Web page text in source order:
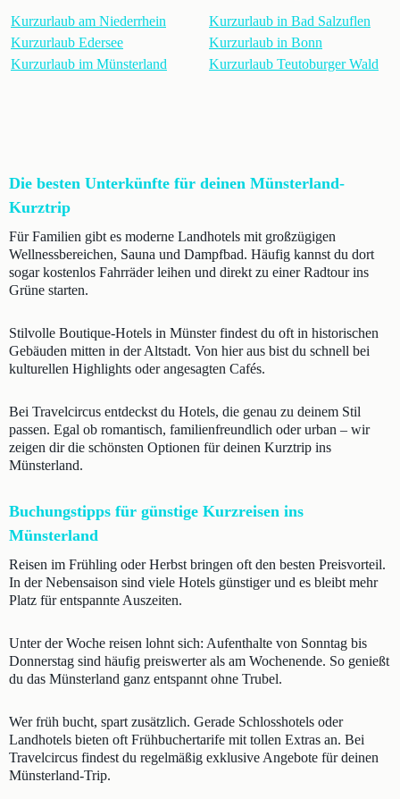
Kurzurlaub am Niederrhein
Kurzurlaub Edersee
Kurzurlaub im Münsterland
Kurzurlaub in Bad Salzuflen
Kurzurlaub in Bonn
Kurzurlaub Teutoburger Wald
Die besten Unterkünfte für deinen Münsterland-
Kurztrip
Für Familien gibt es moderne Landhotels mit großzügigen
Wellnessbereichen, Sauna und Dampfbad. Häufig kannst du dort
sogar kostenlos Fahrräder leihen und direkt zu einer Radtour ins
Grüne starten.
Stilvolle Boutique-Hotels in Münster findest du oft in historischen
Gebäuden mitten in der Altstadt. Von hier aus bist du schnell bei
kulturellen Highlights oder angesagten Cafés.
Bei Travelcircus entdeckst du Hotels, die genau zu deinem Stil
passen. Egal ob romantisch, familienfreundlich oder urban – wir
zeigen dir die schönsten Optionen für deinen Kurztrip ins
Münsterland.
Buchungstipps für günstige Kurzreisen ins
Münsterland
Reisen im Frühling oder Herbst bringen oft den besten Preisvorteil.
In der Nebensaison sind viele Hotels günstiger und es bleibt mehr
Platz für entspannte Auszeiten.
Unter der Woche reisen lohnt sich: Aufenthalte von Sonntag bis
Donnerstag sind häufig preiswerter als am Wochenende. So genießt
du das Münsterland ganz entspannt ohne Trubel.
Wer früh bucht, spart zusätzlich. Gerade Schlosshotels oder
Landhotels bieten oft Frühbuchertarife mit tollen Extras an. Bei
Travelcircus findest du regelmäßig exklusive Angebote für deinen
Münsterland-Trip.